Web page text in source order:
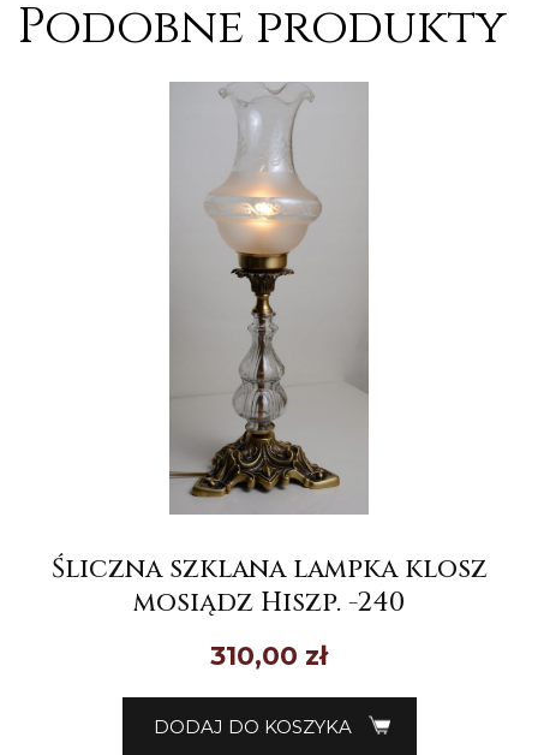
Podobne produkty
Śliczna szklana lampka klosz
mosiądz Hiszp. -240
310,00 zł
DODAJ DO KOSZYKA